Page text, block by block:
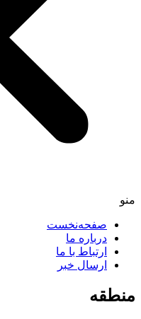
منو
صفحه‌نخست
درباره ما
ارتباط با ما
ارسال خبر
منطقه